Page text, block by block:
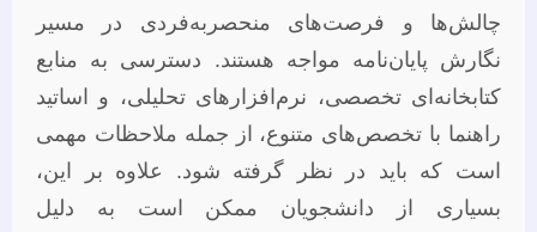
چالش‌ها و فرصت‌های منحصربه‌فردی در مسیر
نگارش پایان‌نامه مواجه هستند. دسترسی به منابع
کتابخانه‌ای تخصصی، نرم‌افزارهای تحلیلی، و اساتید
راهنما با تخصص‌های متنوع، از جمله ملاحظات مهمی
است که باید در نظر گرفته شود. علاوه بر این،
بسیاری از دانشجویان ممکن است به دلیل